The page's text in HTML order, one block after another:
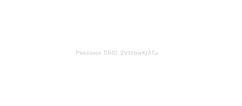
Реклама. ERID: 2VtzqwKj3Tu